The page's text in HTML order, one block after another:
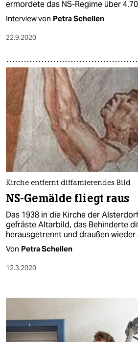
ermordete das NS-Regime über
Interview von Petra Schellen
22.9.2020
Kirche entfernt diffamierendes Bild
NS-Gemälde fliegt raus
Das 1938 in die Kirche der
gefräste Altarbild, das Behinderte
herausgetrennt und draußen
Von Petra Schellen
12.3.2020